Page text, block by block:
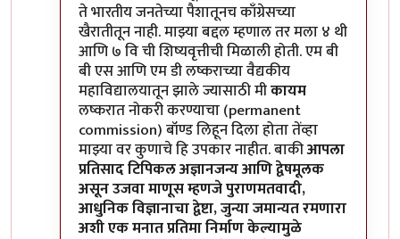
ते भारतीय जनतेच्या पैशातूनच काँग्रेसच्या
खैरातीतून नाही. माझ्या बद्दल म्हणाल तर मला ४ थी
आणि ७ वि ची शिष्यवृत्तीची मिळाली होती. एम बी
बी एस आणि एम डी लष्कराच्या वैद्यकीय
महाविद्यालयातून झाले ज्यासाठी मीकायम
लष्करात नोकरी करण्याचा (permanent
commission) बॉण्ड लिहून दिला होता तेंव्हा
माझ्या वर कुणाचे हि उपकार नाहीत. बाकीआपला
प्रतिसाद टिपिकल अज्ञानजन्य आणि द्वेषमूलक
असून उजवा माणूस म्हणजे पुराणमतवादी,
आधुनिक विज्ञानाचा द्वेष्टा, जुन्या जमान्यत रमणारा
अशी एक मनात प्रतिमा निर्माण केल्यामुळे